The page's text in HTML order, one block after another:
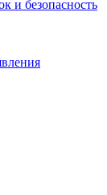
и безопасность